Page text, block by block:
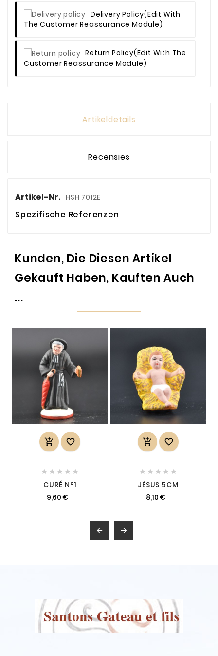
Delivery Policy(edit With
The Customer Reassurance Module)
Return Policy(edit With The
Customer Reassurance Module)
Artikeldetails
Recensies
Artikel-Nr. HSH 7012E
Spezifische Referenzen
Kunden, Die Diesen Artikel
Gekauft Haben, Kauften Auch
...
 
    
CURÉ N°1
9,60 €
 
    
JÉSUS 5CM
8,10 €
 